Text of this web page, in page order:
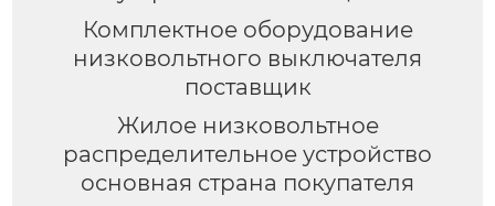
Комплектное оборудование
низковольтного выключателя
поставщик
Жилое низковольтное
распределительное устройство
основная страна покупателя